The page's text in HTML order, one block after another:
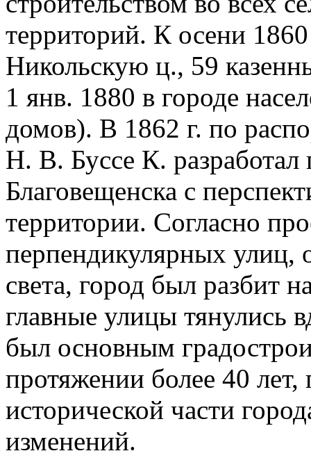
территорий. К осени
Никольскую ц., 59
1 янв. 1880 в городе
домов). В 1862 г. по
Н. В. Буссе К. разработал
Благовещенска с
территории. Согласно
перпендикулярных улиц,
света, город был разбит
главные улицы тянулись
был основным
протяжении более 40 лет,
исторической части
изменений.